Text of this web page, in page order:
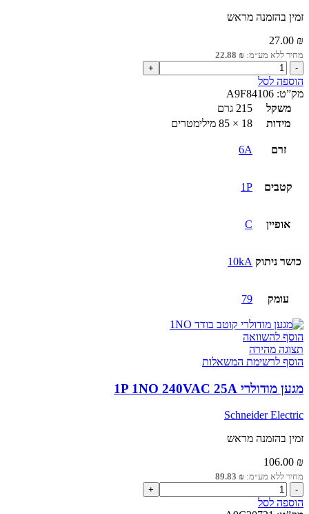
זמין בהזמנה מראש
27.00 ₪
מחיר ללא מע״מ: 22.88 ₪
כמות
של
מא"ז
עם
דגלון
תקלה
iC60H
הוספה לסל
מק”ט: A9F84106
משקל
215 גרם
מידות
18 × 85 מילימטרים
זרם 6A
קטבים 1P
אופיין C
כושר ניתוק 10kA
עומק 79
הוסף להשוואה
תצוגה מהירה
הוסף לרשימת המשאלות
מגען מודולרי 1P 1NO 240VAC 25A
Schneider Electric
זמין בהזמנה מראש
106.00 ₪
מחיר ללא מע״מ: 89.83 ₪
כמות
של
הוספה לסל